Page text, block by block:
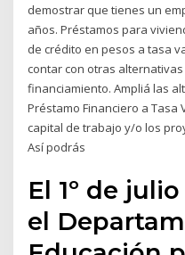
demostrar que tienes un
años. Préstamos para
de crédito en pesos a tasa
contar con otras
financiamiento. Ampliá las
Préstamo Financiero a
capital de trabajo y/o los
Así podrás
El 1º de
el